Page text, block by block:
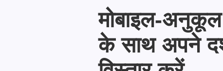
मोबाइल-अनुकूल
के साथ अपने